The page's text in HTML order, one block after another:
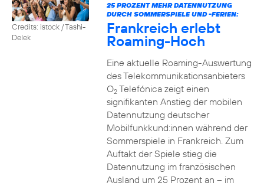
Credits: istock / Tashi-
Delek
25 PROZENT MEHR DATENNUTZUNG
DURCH SOMMERSPIELE UND -FERIEN:
Frankreich erlebt
Roaming-Hoch
Eine aktuelle Roaming-Auswertung
des Telekommunikationsanbieters
O2Telefónica zeigt einen
signifikanten Anstieg der mobilen
Datennutzung deutscher
Mobilfunkkund:innen während der
Sommerspiele in Frankreich. Zum
Auftakt der Spiele stieg die
Datennutzung im französischen
Ausland um 25 Prozent an – im